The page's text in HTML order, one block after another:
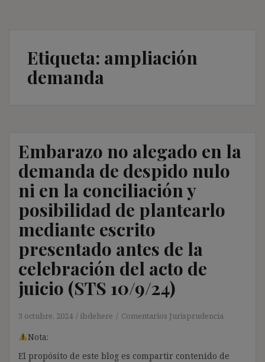
Etiqueta: ampliación
demanda
Embarazo no alegado en la
demanda de despido nulo
ni en la conciliación y
posibilidad de plantearlo
mediante escrito
presentado antes de la
celebración del acto de
juicio (STS 10/9/24)
3 octubre, 2024 ibdehere Comentarios Jurisprudencia
Nota:
El propósito de este blog es compartir contenido de